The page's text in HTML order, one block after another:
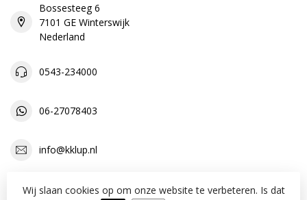
Bossesteeg 6
7101 GE Winterswijk
Nederland
0543-234000
06-27078403
info@kklup.nl
OPENINGSTIJDEN
Wij slaan cookies op om onze website te verbeteren. Is dat